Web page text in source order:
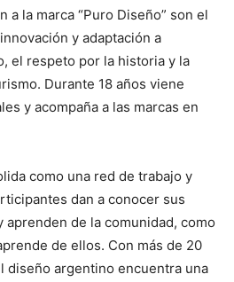
a la marca “Puro Diseño” son el
y adaptación a
el respeto por la historia y la
Durante 18 años viene
y acompaña a las marcas en
como una red de trabajo y
dan a conocer sus
aprenden de la comunidad, como
de ellos. Con más de 20
diseño argentino encuentra una